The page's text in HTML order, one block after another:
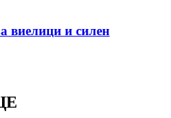
виелици и силен